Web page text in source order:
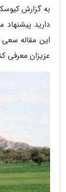
به گزارش
دارید
این مقاله سعی
عزیزان معرفی